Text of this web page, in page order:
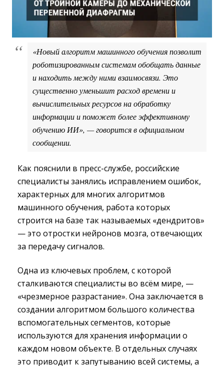
«Новый алгоритм машинного обучения позволит
роботизированным системам обобщать данные
и находить между ними взаимосвязи. Это
существенно уменьшит расход времени и
вычислительных ресурсов на обработку
информации и поможет более эффективному
обучению ИИ», — говорится в официальном
сообщении.
Как пояснили в пресс-службе, российские
специалисты занялись исправлением ошибок,
характерных для многих алгоритмов
машинного обучения, работа которых
строится на базе так называемых «дендритов»
— это отростки нейронов мозга, отвечающих
за передачу сигналов.
Одна из ключевых проблем, с которой
сталкиваются специалисты во всём мире, —
«чрезмерное разрастание». Она заключается в
создании алгоритмом большого количества
вспомогательных сегментов, которые
используются для хранения информации о
каждом новом объекте. В отдельных случаях
это приводит к запутыванию всей системы, а